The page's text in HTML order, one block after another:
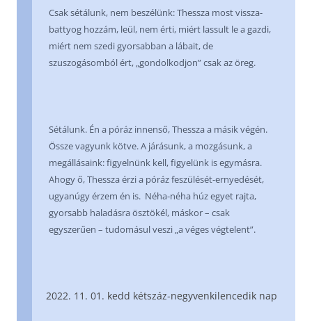
Csak sétálunk, nem beszélünk: Thessza most vissza-
battyog hozzám, leül, nem érti, miért lassult le a gazdi,
miért nem szedi gyorsabban a lábait, de
szuszogásomból ért, „gondolkodjon” csak az öreg.
Sétálunk. Én a póráz innenső, Thessza a másik végén.
Össze vagyunk kötve. A járásunk, a mozgásunk, a
megállásaink: figyelnünk kell, figyelünk is egymásra.
Ahogy ő, Thessza érzi a póráz feszülését-ernyedését,
ugyanúgy érzem én is. Néha-néha húz egyet rajta,
gyorsabb haladásra ösztökél, máskor – csak
egyszerűen – tudomásul veszi „a véges végtelent”.
11. 01. kedd kétszáz-negyvenkilencedik nap